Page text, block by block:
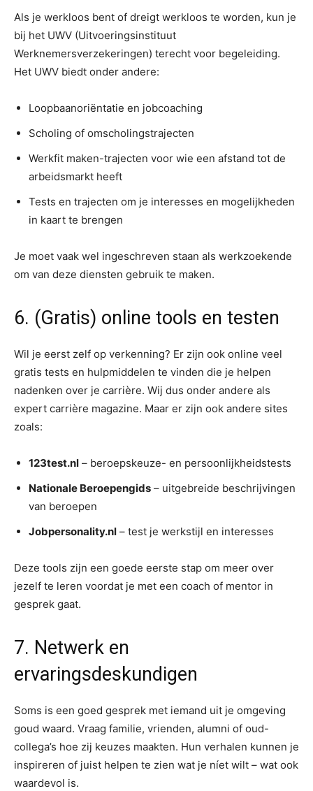
Als je werkloos bent of dreigt werkloos te worden, kun je
bij het UWV (Uitvoeringsinstituut
Werknemersverzekeringen) terecht voor begeleiding.
Het UWV biedt onder andere:
Loopbaanoriëntatie en jobcoaching
Scholing of omscholingstrajecten
Werkfit maken-trajecten voor wie een afstand tot de
arbeidsmarkt heeft
Tests en trajecten om je interesses en mogelijkheden
in kaart te brengen
Je moet vaak wel ingeschreven staan als werkzoekende
om van deze diensten gebruik te maken.
6. (Gratis) online tools en testen
Wil je eerst zelf op verkenning? Er zijn ook online veel
gratis tests en hulpmiddelen te vinden die je helpen
nadenken over je carrière. Wij dus onder andere als
expert carrière magazine. Maar er zijn ook andere sites
zoals:
123test.nl – beroepskeuze- en persoonlijkheidstests
Nationale Beroepengids – uitgebreide beschrijvingen
van beroepen
Jobpersonality.nl – test je werkstijl en interesses
Deze tools zijn een goede eerste stap om meer over
jezelf te leren voordat je met een coach of mentor in
gesprek gaat.
7. Netwerk en
ervaringsdeskundigen
Soms is een goed gesprek met iemand uit je omgeving
goud waard. Vraag familie, vrienden, alumni of oud-
collega’s hoe zij keuzes maakten. Hun verhalen kunnen je
inspireren of juist helpen te zien wat je níet wilt – wat ook
waardevol is.